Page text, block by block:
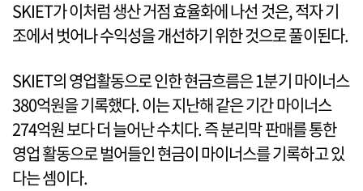
SKIET가 이처럼 생산 거점 효율화에 나선 것은, 적자 기
조에서 벗어나 수익성을 개선하기 위한 것으로 풀이된다.
SKIET의 영업활동으로 인한 현금흐름은 1분기 마이너스
380억원을 기록했다. 이는 지난해 같은 기간 마이너스
274억원 보다 더 늘어난 수치다. 즉 분리막 판매를 통한
영업 활동으로 벌어들인 현금이 마이너스를 기록하고 있
다는 셈이다.